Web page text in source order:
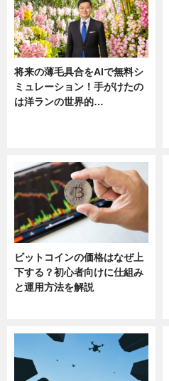
将来の薄毛具合をAIで無料シ
ミュレーション！手がけたの
は洋ランの世界的…
ビットコインの価格はなぜ上
下する？初心者向けに仕組み
と運用方法を解説